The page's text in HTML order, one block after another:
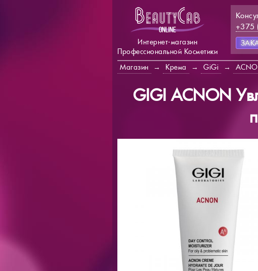
Интернет-магазин
Профессиональной Косметики
+375
Магазин → Крема → GiGi →
GIGI ACNON